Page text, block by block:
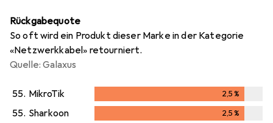
Rückgabequote
So oft wird ein Produkt dieser Marke in der Kategorie
«Netzwerkkabel» retourniert.
Quelle: Galaxus
55. MikroTik 2,5%
2,5%
55. Sharkoon 2,5%